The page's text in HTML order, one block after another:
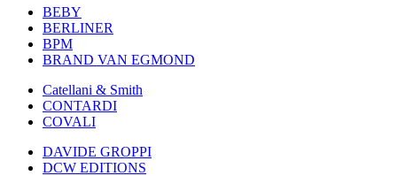
BEBY
BERLINER
BPM
BRAND VAN EGMOND
Catellani & Smith
CONTARDI
COVALI
DAVIDE GROPPI
DCW EDITIONS